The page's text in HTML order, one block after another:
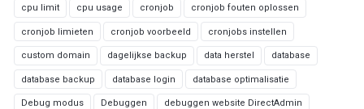
cpu limit cpu usage cronjob cronjob fouten oplossen
cronjob limieten cronjob voorbeeld cronjobs instellen
custom domain dagelijkse backup data herstel database
database backup database login database optimalisatie
Debug modus Debuggen debuggen website DirectAdmin